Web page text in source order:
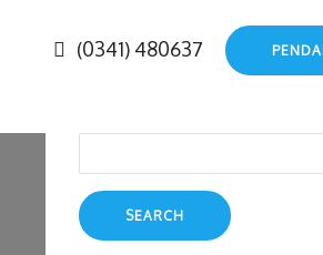
(0341) 480637
for: